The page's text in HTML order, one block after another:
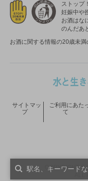
ストップ
妊娠中や
お酒はな
のんだあ
お酒に関する情報の20歳未
COPYRIGHT
サイトマッ
プ
ご利用にあた
て